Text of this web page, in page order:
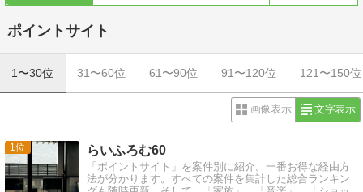
ポイントサイト
1〜30位 31〜60位 61〜90位 91〜120位 121〜150位
画像表示 文字表示
1 らいふろむ60
「ポイントサイト」を案件別に紹介。一番お得な経由方
法が分かります。すべての案件を集計した総合ランキン